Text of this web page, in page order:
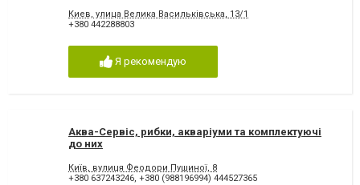
Киев, улица Велика Васильківська, 13/1
+380 442288803
Я рекомендую
Аква-Сервіс, рибки, акваріуми та комплектуючі
до них
Київ, вулиця Феодори Пушиної, 8
+380 637243246, +380 (988196994) 444527365